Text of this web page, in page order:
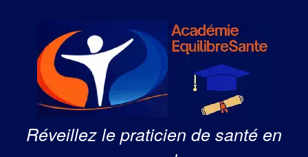
Réveillez le praticien de santé en